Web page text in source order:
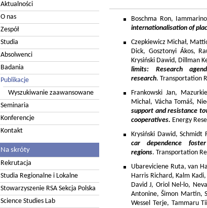
Aktualności
O nas
Zespół
Studia
Absolwenci
Badania
Publikacje
Wyszukiwanie zaawansowane
Seminaria
Konferencje
Kontakt
Na skróty
Rekrutacja
Studia Regionalne i Lokalne
Stowarzyszenie RSA Sekcja Polska
Science Studies Lab
Boschma Ron,
internationalisation of
Czepkiewicz Michał,
Dick, Gosztonyi Ákos,
Krysiński Dawid, Dillman
limits: Research
research. Transportation
Frankowski Jan,
Michal, Vácha Tomáš,
support and resistance
cooperatives. Energy
Krysiński Dawid, Schmidt
car dependence
regions. Transportation
Ubareviciene Ruta, van
Harris Richard, Kalm
David J, Oriol Nel-lo,
Antonine, Šimon Martin,
Wessel Terje, Tammaru